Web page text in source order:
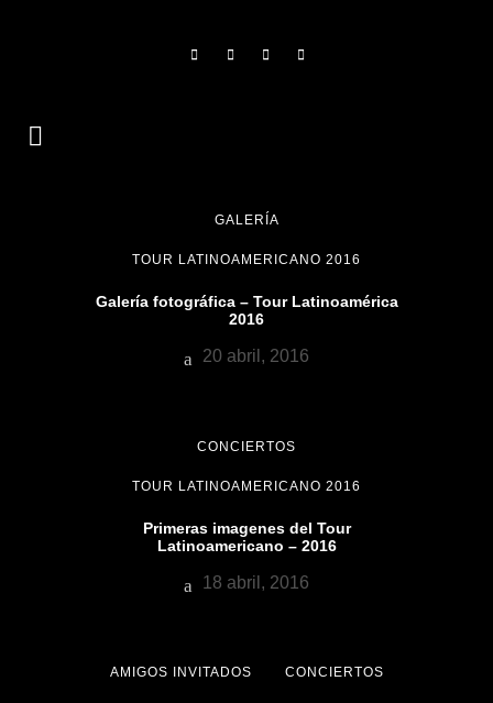
GALERÍA
TOUR LATINOAMERICANO 2016
Galería fotográfica – Tour Latinoamérica
2016
20 abril, 2016
CONCIERTOS
TOUR LATINOAMERICANO 2016
Primeras imagenes del Tour
Latinoamericano – 2016
18 abril, 2016
AMIGOS INVITADOS CONCIERTOS